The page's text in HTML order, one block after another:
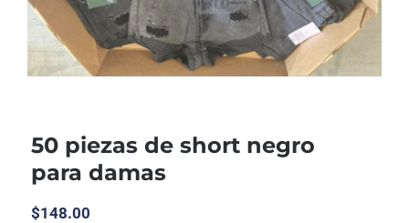
50 piezas de short negro
para damas
$148.00